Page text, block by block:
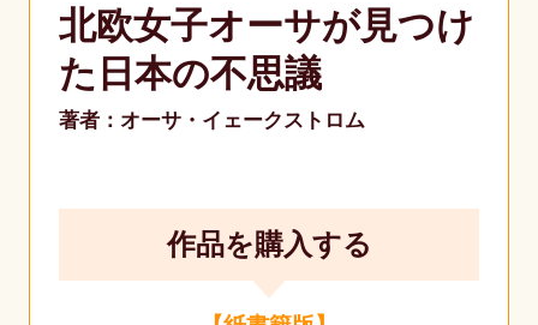
北欧女子オーサが見つけ
た日本の不思議
著者：オーサ・イェークストロム
作品を購入する